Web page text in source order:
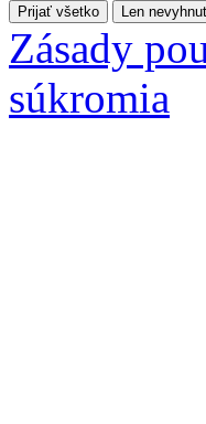
Prijať všetko Len
Zásady
súkromia